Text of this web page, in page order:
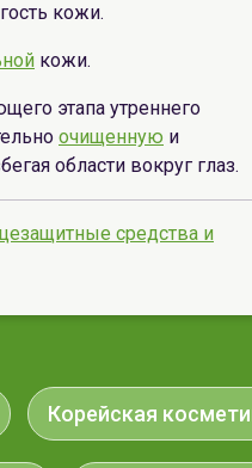
кожи.
кожи.
этапа утреннего
очищенную и
области вокруг глаз.
средства и
Корейская